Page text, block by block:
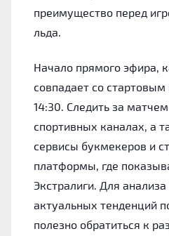
преимущество перед
льда.
Начало прямого эфира,
совпадает со
14:30. Следить за
спортивных каналах, а
сервисы букмекеров и
платформы, где
Экстралиги. Для анализа
актуальных тенденций
полезно обратиться к